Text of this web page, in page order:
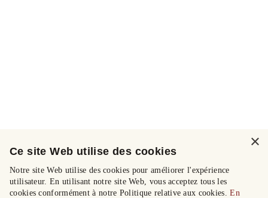
×
Ce site Web utilise des cookies
Notre site Web utilise des cookies pour améliorer l'expérience
utilisateur. En utilisant notre site Web, vous acceptez tous les
cookies conformément à notre Politique relative aux cookies.En